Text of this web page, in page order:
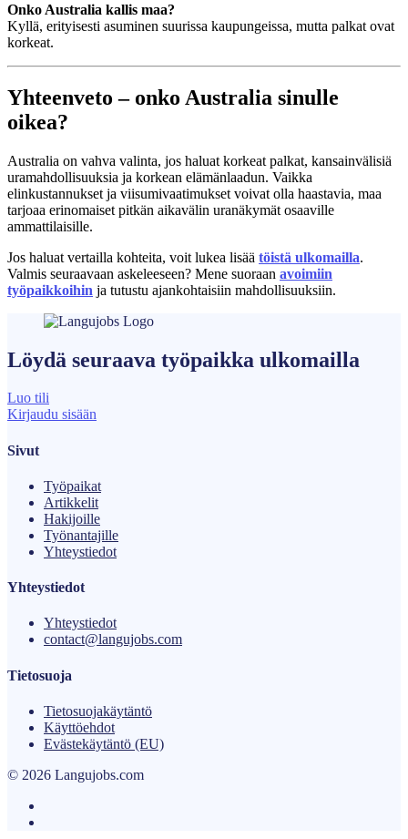
Onko Australia kallis maa?
Kyllä, erityisesti asuminen suurissa kaupungeissa, mutta palkat ovat
korkeat.
Yhteenveto – onko Australia sinulle
oikea?
Australia on vahva valinta, jos haluat korkeat palkat, kansainvälisiä
uramahdollisuuksia ja korkean elämänlaadun. Vaikka
elinkustannukset ja viisumivaatimukset voivat olla haastavia, maa
tarjoaa erinomaiset pitkän aikavälin uranäkymät osaaville
ammattilaisille.
Jos haluat vertailla kohteita, voit lukea lisää töistä ulkomailla.
Valmis seuraavaan askeleeseen? Mene suoraan avoimiin
työpaikkoihin ja tutustu ajankohtaisiin mahdollisuuksiin.
Löydä seuraava työpaikka ulkomailla
Luo tili
Kirjaudu sisään
Sivut
Työpaikat
Artikkelit
Hakijoille
Työnantajille
Yhteystiedot
Yhteystiedot
Yhteystiedot
contact@langujobs.com
Tietosuoja
Tietosuojakäytäntö
Käyttöehdot
Evästekäytäntö (EU)
© 2026 Langujobs.com